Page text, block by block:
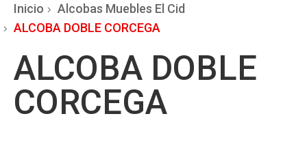
Inicio
Alcobas Muebles El Cid
ALCOBA DOBLE CORCEGA
ALCOBA DOBLE
CORCEGA